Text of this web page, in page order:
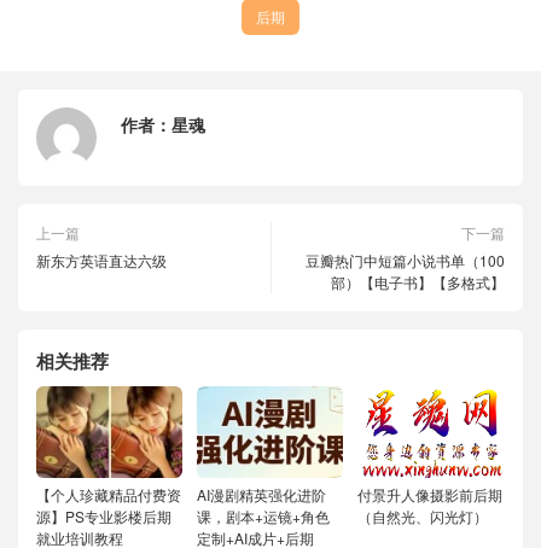
后期
作者： 星魂
上一篇
新东方英语直达六级
下一篇
豆瓣热门中短篇小说书单（100
部）【电子书】【多格式】
相关推荐
【个人珍藏精品付费资
源】PS专业影楼后期
就业培训教程
AI漫剧精英强化进阶
课，剧本+运镜+角色
定制+AI成片+后期
付景升人像摄影前后期
（自然光、闪光灯）